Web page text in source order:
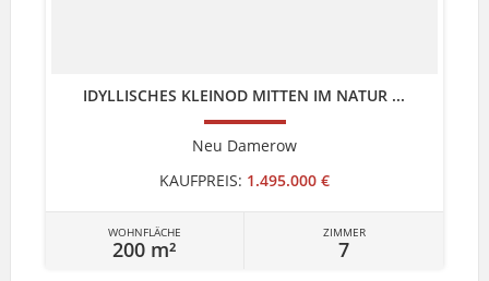
IDYLLISCHES KLEINOD MITTEN IM NATUR ...
Neu Damerow
KAUFPREIS: 1.495.000 €
WOHNFLÄCHE
200 m²
ZIMMER
7